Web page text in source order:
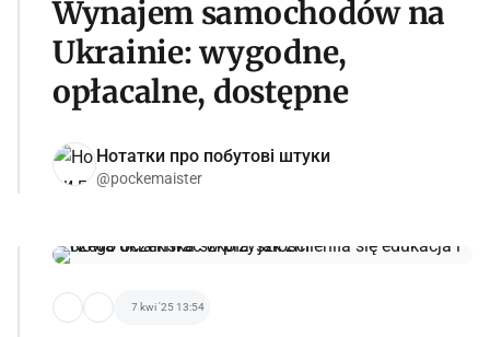
Wynajem samochodów na
Ukrainie: wygodne,
opłacalne, dostępne
Нотатки про побутові штуки
@pockemaister
7 kwi '25 13:54